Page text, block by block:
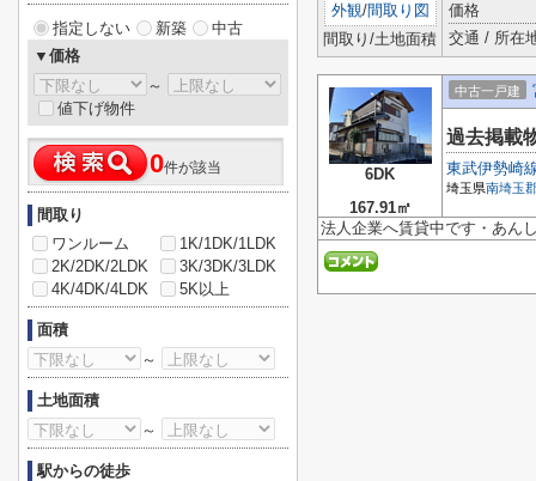
外観/間取り図
間取り/土地面積
価格
交通 / 所在
6DK
167.91㎡
中古一戸建
過去掲載
東武伊勢崎
埼玉県南埼玉
法人企業へ賃貸中です・あん
指定しない 新築
中古
▼価格
～
値下げ物件
0件が該当
間取り
ワンルーム
1K/1DK/1LDK
2K/2DK/2LDK
3K/3DK/3LDK
4K/4DK/4LDK
5K以上
面積
～
土地面積
～
駅からの徒歩